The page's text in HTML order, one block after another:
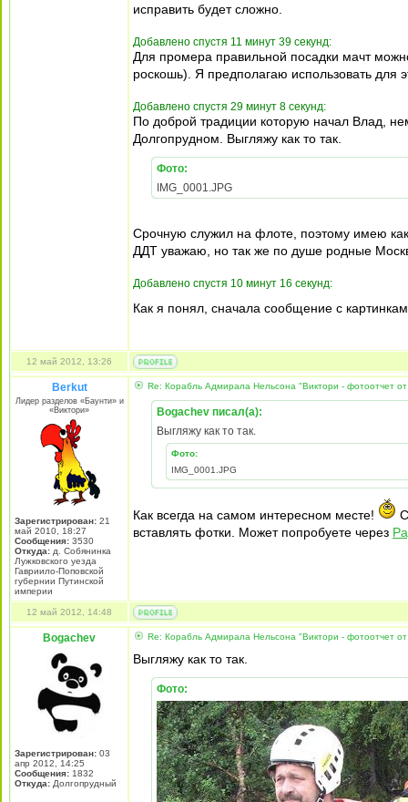
исправить будет сложно.
Добавлено спустя 11 минут 39 секунд:
Для промера правильной посадки мачт
роскошь). Я предполагаю использовать для
Добавлено спустя 29 минут 8 секунд:
По доброй традиции которую начал Влад,
Долгопрудном. Выгляжу как то так.
Фото:
IMG_0001.JPG
Срочную служил на флоте, поэтому имею
ДДТ уважаю, но так же по душе родные
Добавлено спустя 10 минут 16 секунд:
Как я понял, сначала сообщение с
12 май 2012, 13:26
Berkut
Лидер разделов «Баунти» и
«Виктори»
Зарегистрирован: 21
май 2010, 18:27
Сообщения: 3530
Откуда: д. Собянинка
Лужковского уезда
Гавриило-Поповской
губернии Путинской
империи
Re: Корабль Адмирала Нельсона "Виктори - фотоотчет
Bogachev писал(а):
Выгляжу как то так.
Фото:
IMG_0001.JPG
Как всегда на самом интересном месте!
вставлять фотки. Может попробуете через
12 май 2012, 14:48
Bogachev
Зарегистрирован: 03
апр 2012, 14:25
Сообщения: 1832
Откуда: Долгопрудный
Re: Корабль Адмирала Нельсона "Виктори - фотоотчет
Выгляжу как то так.
Фото: